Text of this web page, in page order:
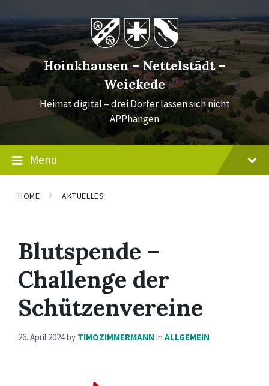
content
main
navigation
footer
Hoinkhausen – Nettelstädt –
Weickede
Heimat digital – drei Dörfer lassen sich nicht
APPhängen
Menu
HOME AKTUELLES
Blutspende –
Challenge der
Schützenvereine
26. April 2024by TIMOZIMMERMANN in ALLGEMEIN